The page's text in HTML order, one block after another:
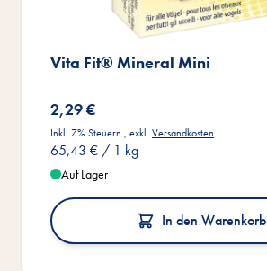
Vita Fit® Mineral Mini
2,29 €
Inkl. 7% Steuern , exkl. Versandkosten
65,43 € / 1 kg
Auf Lager
In den Warenkorb